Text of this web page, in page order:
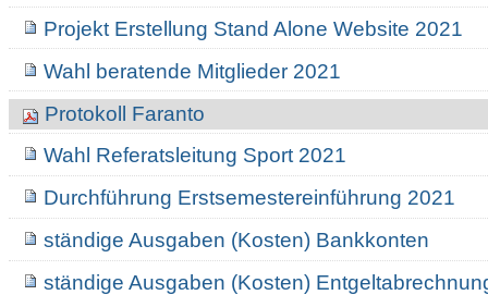
Projekt Erstellung Stand Alone Website 2021
Wahl beratende Mitglieder 2021
Protokoll Faranto
Wahl Referatsleitung Sport 2021
Durchführung Erstsemestereinführung 2021
ständige Ausgaben (Kosten) Bankkonten
ständige Ausgaben (Kosten)